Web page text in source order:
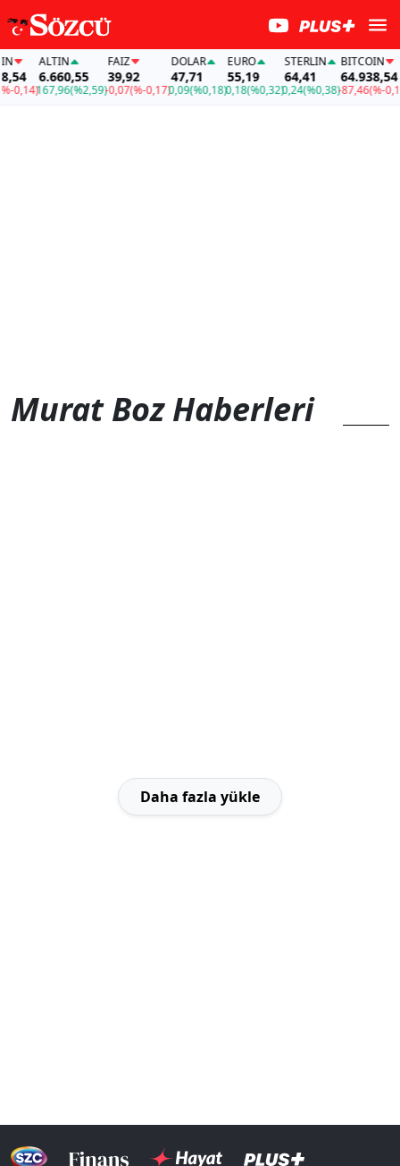
0,14)
ALTIN
6.660,55
167,96(%2,59)
FAİZ
39,92
-0,07(%-0,17)
DOLAR
47,71
0,09(%0,18)
EURO
55,19
0,18(%0,32)
STERLIN
64,41
0,24(%0,38)
BITCOIN
64.938,54
-87,46(%-
Murat Boz Haberleri
Daha fazla yükle